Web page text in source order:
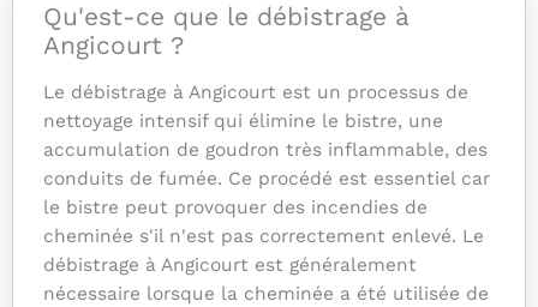
Qu'est-ce que le débistrage à
Angicourt ?
Le débistrage à Angicourt est un processus de
nettoyage intensif qui élimine le bistre, une
accumulation de goudron très inflammable, des
conduits de fumée. Ce procédé est essentiel car
le bistre peut provoquer des incendies de
cheminée s'il n'est pas correctement enlevé. Le
débistrage à Angicourt est généralement
nécessaire lorsque la cheminée a été utilisée de